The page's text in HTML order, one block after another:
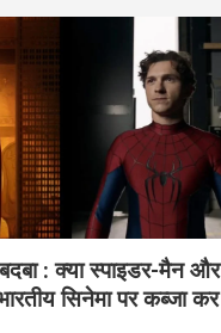
: क्या स्पाइडर-मैन और
सिनेमा पर कब्जा कर